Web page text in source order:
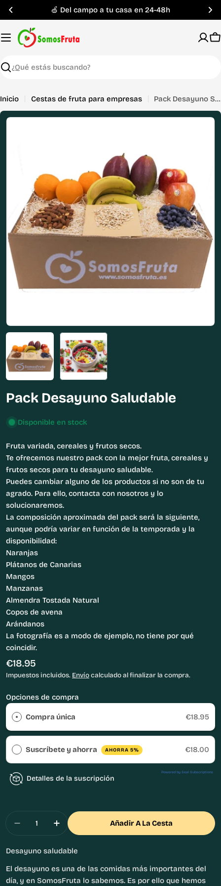
Saltar
contenido
🍏 Del campo a tu casa en 24-48h
Buscar
Inicio Cestas de fruta para empresas Pack Desayuno Saludable
Abrir medios 0 en modal
Pack Desayuno Saludable
Disponible en stock
Fruta variada, cereales y frutos secos.
Te ofrecemos nuestro pack con la mejor fruta, cereales y
frutos secos para tu desayuno saludable.
Puedes cambiar alguno de los productos si no son de tu
agrado. Para ello, contacta con nosotros y lo
solucionaremos.
La composición aproximada del pack será la siguiente,
aunque podría variar en función de la temporada y la
disponibilidad:
Naranjas
Plátanos de Canarias
Mangos
Manzanas
Almendra Tostada Natural
Copos de avena
Arándanos
La fotografía es a modo de ejemplo, no tiene por qué
coincidir.
Precio
habitual
€18.95
Impuestos incluidos. Envíocalculado al finalizar la compra.
Opciones de compra
Compra única €18.95
Suscríbete y ahorra AHORRA 5% €18.00
Powered by Seal Subscriptions
Detalles de la suscripción
Disminuir Cantidad Para Pack Desayuno
Aumentar Cantidad Para Pack
Añadir A La Cesta
Desayuno saludable
El desayuno es una de las comidas más importantes del
día, y en SomosFruta lo sabemos. Es por ello que hemos